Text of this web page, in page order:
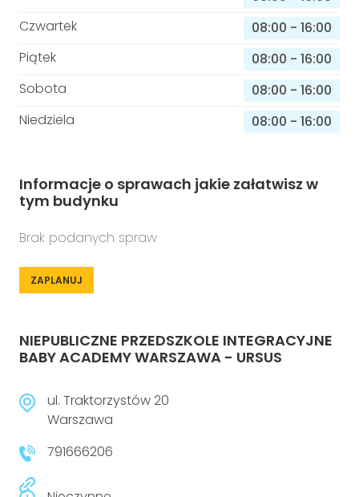
Czwartek
08:00 - 16:00
Piątek
08:00 - 16:00
Sobota
08:00 - 16:00
Niedziela
08:00 - 16:00
Informacje o sprawach jakie załatwisz w
tym budynku
Brak podanych spraw
ZAPLANUJ
NIEPUBLICZNE PRZEDSZKOLE INTEGRACYJNE
BABY ACADEMY WARSZAWA - URSUS
ul. Traktorzystów 20
Warszawa
791666206